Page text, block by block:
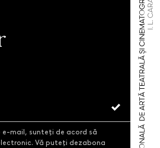
e-mail, sunteți de acord să
Vă puteți dezabona